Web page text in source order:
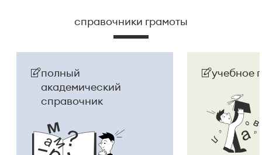
справочники грамоты
полный
академический
справочник
учебное